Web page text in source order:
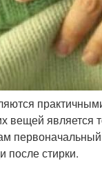
вещей является
после стирки.